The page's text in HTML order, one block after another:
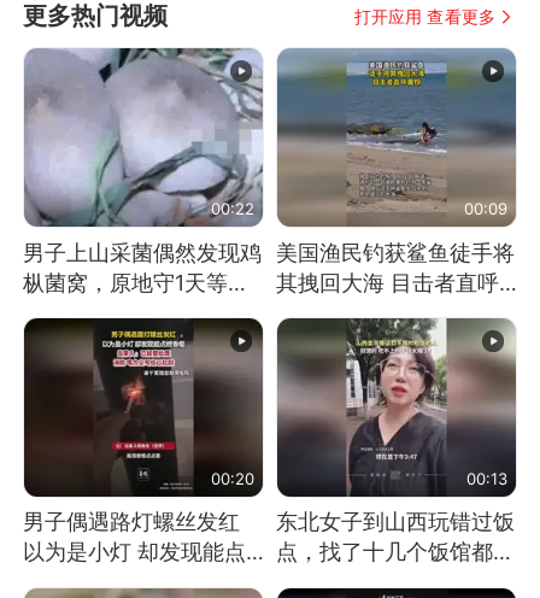
更多热门视频 打开应用 查看更多
00:22
男子上山采菌偶然发现鸡
枞菌窝，原地守1天等它
长大：挖了140多朵
00:09
美国渔民钓获鲨鱼徒手将
其拽回大海 目击者直呼
震惊 （视频来源：参考
消息）
00:20
男子偶遇路灯螺丝发红
以为是小灯 却发现能点
燃香烟 当事人：已报警
00:13
东北女子到山西玩错过饭
点，找了十几个饭馆都没
开门：午休到几点